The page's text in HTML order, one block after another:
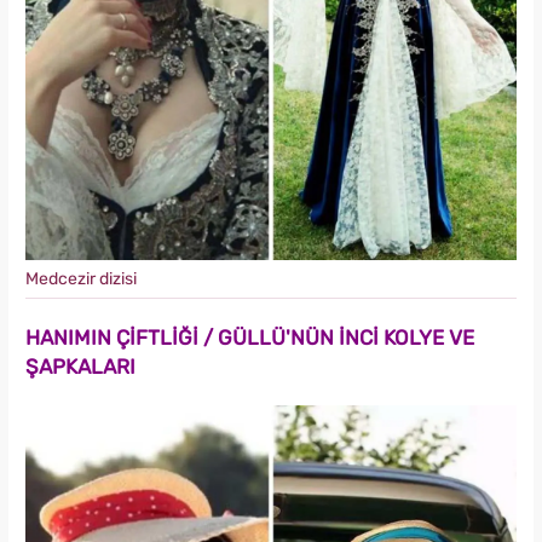
Medcezir dizisi
HANIMIN ÇİFTLİĞİ / GÜLLÜ'NÜN İNCİ KOLYE VE
ŞAPKALARI